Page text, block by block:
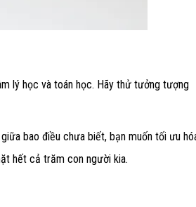
lý học và toán học. Hãy thử tưởng tượng
bao điều chưa biết, bạn muốn tối ưu
hết cả trăm con người kia.